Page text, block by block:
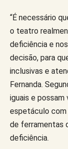
“É necessário
o teatro
deficiência e
decisão, para
inclusivas e
Fernanda.
iguais e possam
espetáculo com
de ferramentas
deficiência.